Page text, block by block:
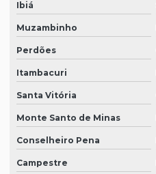
Ibiá
Muzambinho
Perdões
Itambacuri
Santa Vitória
Monte Santo de Minas
Conselheiro Pena
Campestre